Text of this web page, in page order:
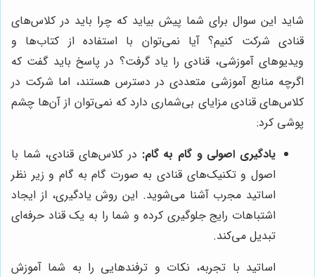
شاید این سوال برای شما پیش بیاید که چرا باید در کلاس‌های
قنادی شرکت کنیم؟ آیا نمی‌توان با استفاده از کتاب‌ها و
ویدیوهای آموزشی، قنادی را یاد گرفت؟ در پاسخ باید گفت که
اگرچه منابع آموزشی متعددی در دسترس هستند، اما شرکت در
کلاس‌های قنادی مزایای بی‌شماری دارد که نمی‌توان از آن‌ها چشم
پوشی کرد:
یادگیری اصولی و گام به گام: در کلاس‌های قنادی، شما با
اصول و تکنیک‌های قنادی به صورت گام به گام و زیر نظر
اساتید مجرب آشنا می‌شوید. این روش یادگیری، از ایجاد
اشتباهات رایج جلوگیری کرده و شما را به یک قناد حرفه‌ای
تبدیل می‌کند.
اساتید با تجربه، نکات و ترفندهایی را به شما آموزش